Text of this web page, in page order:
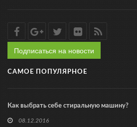
Подписаться на новости
САМОЕ ПОПУЛЯРНОЕ
Как выбрать себе стиральную машину?
08.12.2016